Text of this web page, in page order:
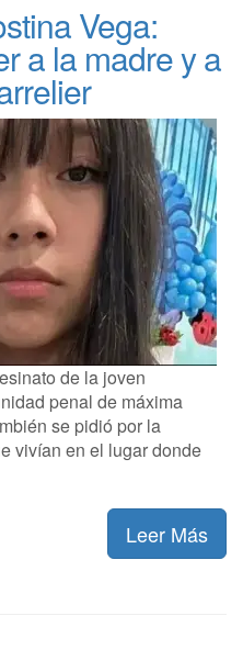
Vega:
a la madre y a
de la joven
penal de máxima
se pidió por la
vivían en el lugar donde
Leer Más